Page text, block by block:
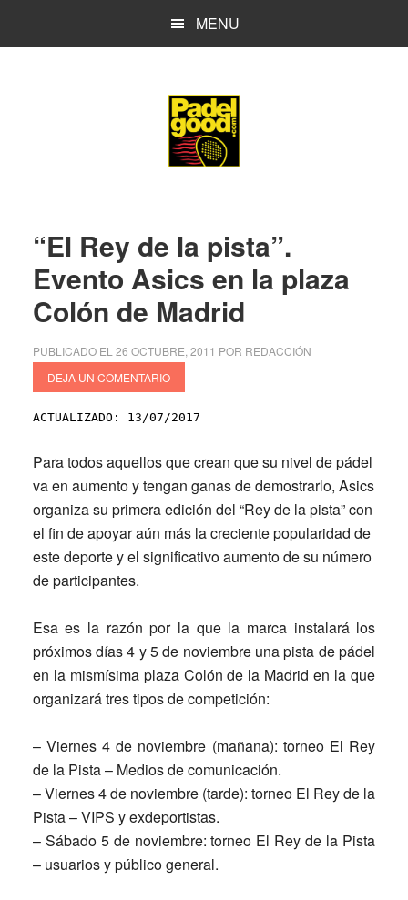
MENU
“El Rey de la pista”.
Evento Asics en la plaza
Colón de Madrid
PUBLICADO EL 26 OCTUBRE, 2011 POR REDACCIÓN
DEJA UN COMENTARIO
ACTUALIZADO: 13/07/2017
Para todos aquellos que crean que su nivel de pádel
va en aumento y tengan ganas de demostrarlo, Asics
organiza su primera edición del “Rey de la pista” con
el fin de apoyar aún más la creciente popularidad de
este deporte y el significativo aumento de su número
de participantes.
Esa es la razón por la que la marca instalará los
próximos días 4 y 5 de noviembre una pista de pádel
en la mismísima plaza Colón de la Madrid en la que
organizará tres tipos de competición:
–Viernes 4 de noviembre (mañana): torneo El Rey
de la Pista – Medios de comunicación.
–Viernes 4 de noviembre(tarde): torneo El Rey de la
Pista – VIPS y exdeportistas.
– Sábado 5 de noviembre: torneo El Rey de la Pista
– usuarios y público general.